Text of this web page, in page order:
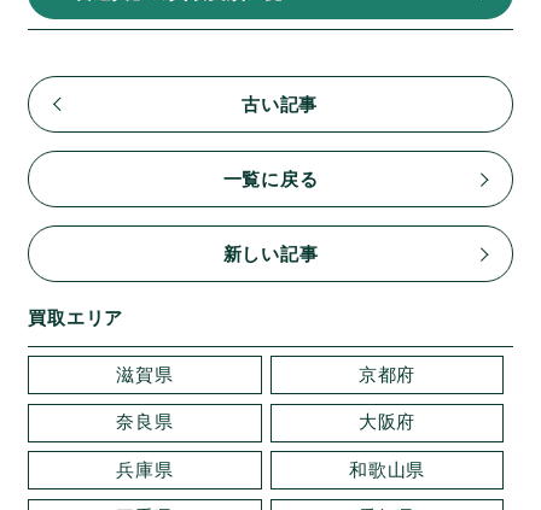
古い記事
一覧に戻る
新しい記事
買取エリア
滋賀県 京都府
奈良県 大阪府
兵庫県 和歌山県